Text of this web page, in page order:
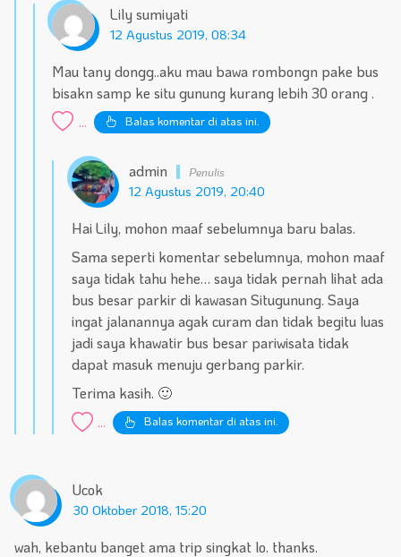
Lily sumiyati
12 Agustus 2019, 08:34
Mau tany dongg..aku mau bawa rombongn pake bus
bisakn samp ke situ gunung kurang lebih 30 orang .
... Balas komentar di atas ini.
admin
12 Agustus 2019, 20:40
Hai Lily, mohon maaf sebelumnya baru balas.
Sama seperti komentar sebelumnya, mohon maaf
saya tidak tahu hehe… saya tidak pernah lihat ada
bus besar parkir di kawasan Situgunung. Saya
ingat jalanannya agak curam dan tidak begitu luas
jadi saya khawatir bus besar pariwisata tidak
dapat masuk menuju gerbang parkir.
Terima kasih. 🙂
... Balas komentar di atas ini.
Ucok
30 Oktober 2018, 15:20
wah, kebantu banget ama trip singkat lo. thanks.